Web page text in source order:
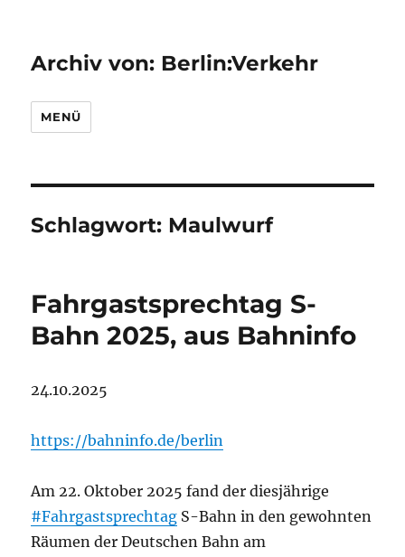
Archiv von: Berlin:Verkehr
MENÜ
Schlagwort: Maulwurf
Fahrgastsprechtag S-
Bahn 2025, aus Bahninfo
24.10.2025
https://bahninfo.de/berlin
Am 22. Oktober 2025 fand der diesjährige
#Fahrgastsprechtag S-Bahn in den gewohnten
Räumen der Deutschen Bahn am